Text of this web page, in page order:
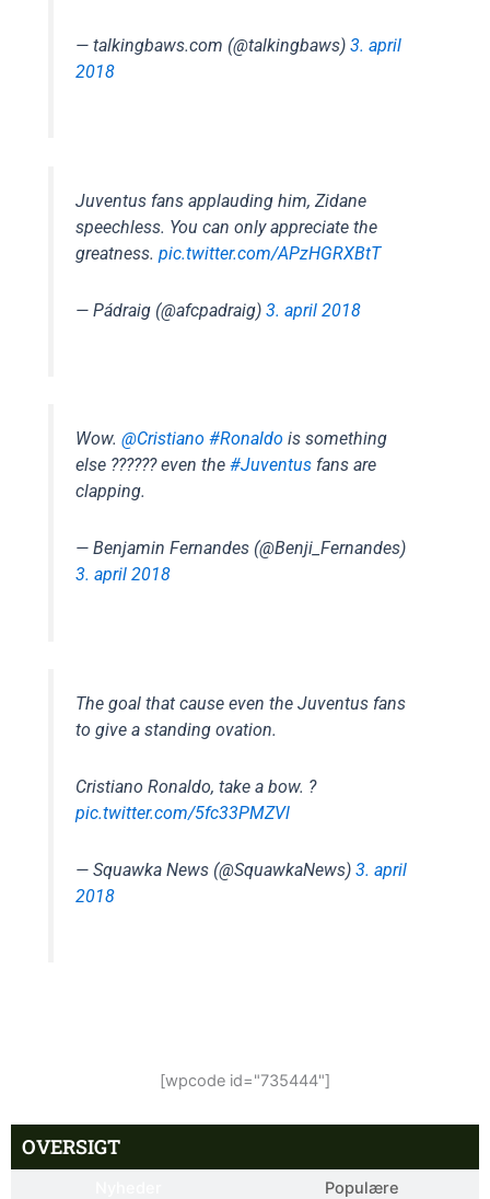
— talkingbaws.com (@talkingbaws)3. april
2018
Juventus fans applauding him, Zidane
speechless. You can only appreciate the
greatness.pic.twitter.com/APzHGRXBtT
— Pádraig (@afcpadraig)3. april 2018
Wow.@Cristiano #Ronaldo is something
else ?????? even the#Juventus fans are
clapping.
— Benjamin Fernandes (@Benji_Fernandes)
3. april 2018
The goal that cause even the Juventus fans
to give a standing ovation.
Cristiano Ronaldo, take a bow. ?
pic.twitter.com/5fc33PMZVl
— Squawka News (@SquawkaNews)3. april
2018
[wpcode id="735444"]
OVERSIGT
Populære